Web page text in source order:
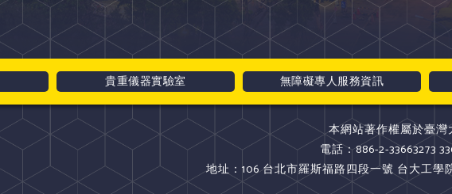
貴重儀器實驗室 無障礙專人服務資訊
本網站著作權屬於臺
電話：886-2-33663273
地址：106 台北市羅斯福路四段一號 台大工